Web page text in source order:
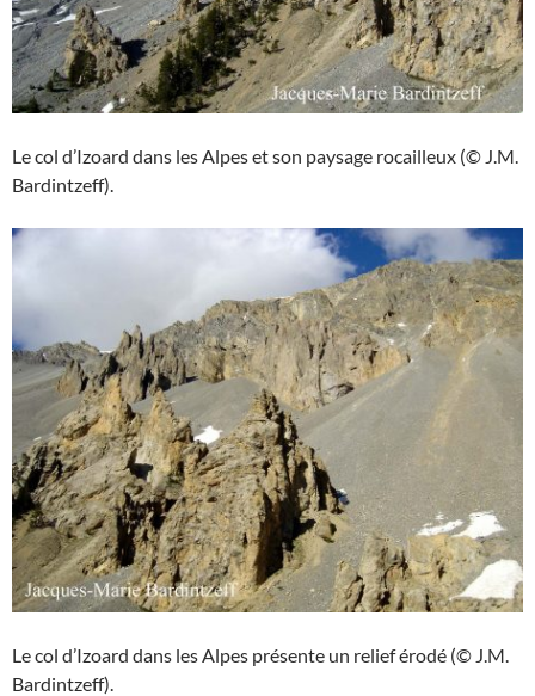
Le col d’Izoard dans les Alpes et son paysage rocailleux (© J.M.
Bardintzeff).
Le col d’Izoard dans les Alpes présente un relief érodé (© J.M.
Bardintzeff).